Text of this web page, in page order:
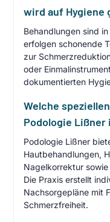
wird auf Hygiene
Behandlungen sind
erfolgen schonende
zur
oder
dokumentierten
Welche
Podologie Lißner
Podologie Lißner
Hautbehandlungen,
Nagelkorrektur
Die Praxis erstellt
Nachsorgepläne mit
Schmerzfreiheit.